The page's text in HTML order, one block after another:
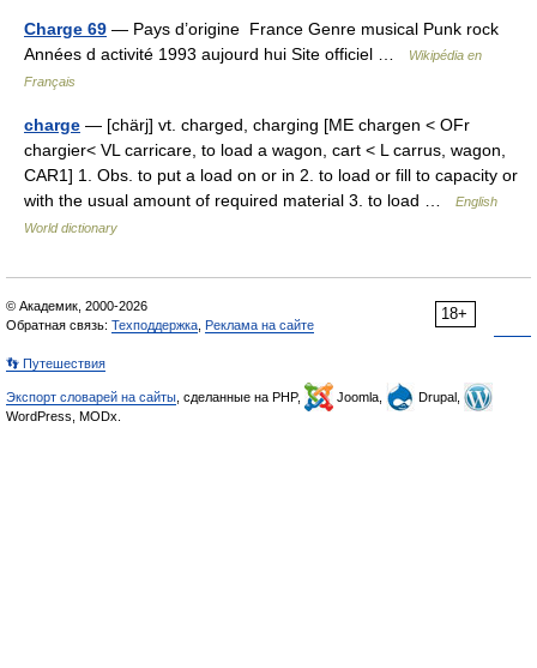
Charge 69 — Pays d’origine France Genre musical Punk rock
Années d activité 1993 aujourd hui Site officiel …
Wikipédia en
Français
charge — [chärj] vt. charged, charging [ME chargen < OFr
chargier< VL carricare, to load a wagon, cart < L carrus, wagon,
CAR1] 1. Obs. to put a load on or in 2. to load or fill to capacity or
with the usual amount of required material 3. to load …
English
World dictionary
18+
© Академик, 2000-2026
Обратная связь: Техподдержка Реклама на сайте
👣 Путешествия
Экспорт словарей на сайты , сделанные на PHP, Joomla,
Drupal,
WordPress, MODx.